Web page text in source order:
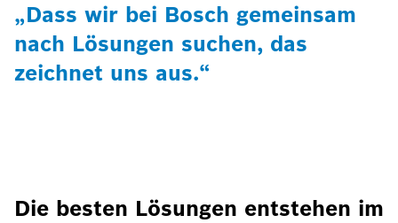
„Dass wir bei Bosch gemeinsam
nach Lösungen suchen, das
zeichnet uns aus.“
Die besten Lösungen entstehen im